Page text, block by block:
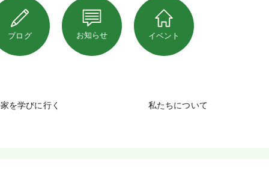
ブログ お知らせ イベント
を学びに行く 私たちについて